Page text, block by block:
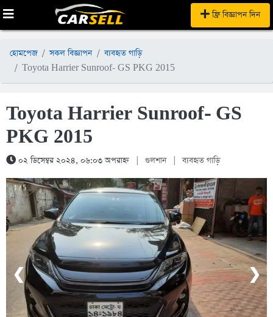
ফ্রি বিজ্ঞাপন দিন
হোমপেজ সকল বিজ্ঞাপন
ব্যবহৃত গাড়ি
Toyota Harrier Sunroof- GS PKG 2015
Toyota Harrier Sunroof- GS
PKG 2015
০২ ডিসেম্বর ২০২৪, ০৬:০৩ অপরাহ্ন গুলশান ব্যবহৃত গাড়ি
1 / 5
❮ ❯